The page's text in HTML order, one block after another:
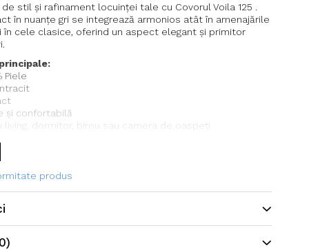
de stil și rafinament locuinței tale cu Covorul Voila 125 .
în nuanțe gri se integrează armonios atât în amenajările
în cele clasice, oferind un aspect elegant și primitor
Piele
și confortabilă
living, dormitor, birou sau camera de oaspeți
produs